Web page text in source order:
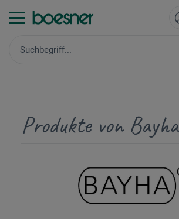
Produkte von Bayha